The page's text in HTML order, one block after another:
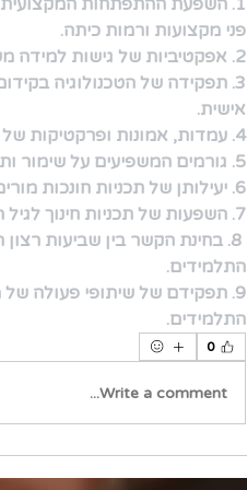
פני מקצועות ורמות כיתה.
2. אפקטיביות של גישות למידה משולבת לשיפור מעורבות התלמידים והישגיהם.
אישית.
4. עמדות, אמונות ופרקטיקות של מורים הקשורים לגיוון והכלה בכיתה.
5. גורמים המשפיעים על שימור ותחלופת מורים בבתי ספר.
6. יעילותן של תכניות חונכות מורים בקידום התפתחות מקצועית ושימור המורים.
7. השפעות של תכניות חינוך לגיל הרך על המוכנות לבית הספר וההישגים הלימודיים.
התלמידים.
התלמידים.
0
Write a comment...